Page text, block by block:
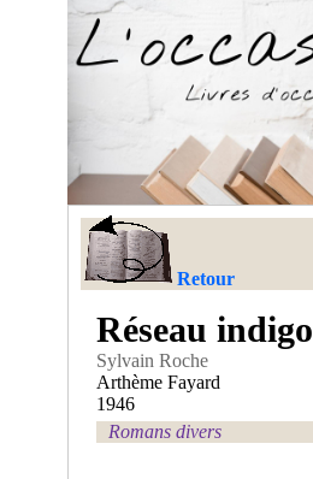
Retour
Réseau indigo
Sylvain Roche
Arthème Fayard
1946
Romans divers